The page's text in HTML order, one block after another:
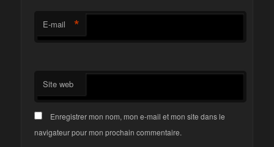
E-mail *
Site web
Enregistrer mon nom, mon e-mail et mon site dans le
navigateur pour mon prochain commentaire.